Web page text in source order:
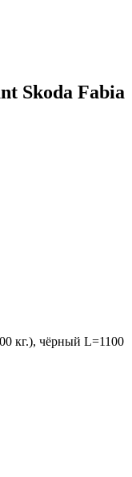
Skoda Fabia
кг.), чёрный L=1100